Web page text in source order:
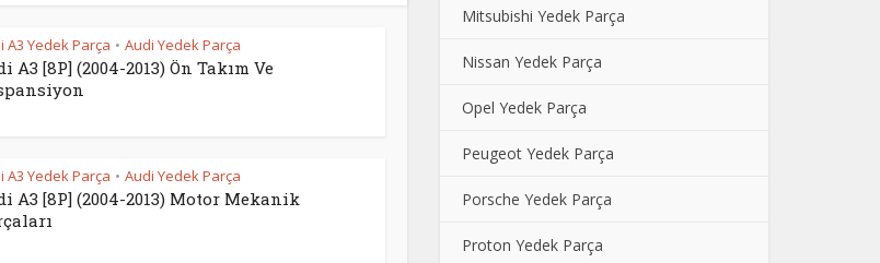
A3 Yedek Parça • Audi Yedek Parça
A3 [8P] (2004-2013) Ön Takım Ve
A3 Yedek Parça • Audi Yedek Parça
A3 [8P] (2004-2013) Motor Mekanik
Mitsubishi Yedek Parça
Nissan Yedek Parça
Opel Yedek Parça
Peugeot Yedek Parça
Porsche Yedek Parça
Proton Yedek Parça